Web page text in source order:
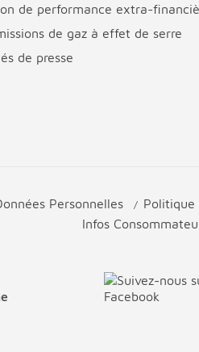
de performance extra-
de gaz à effet de serre
de presse
Personnelles Politique
Infos